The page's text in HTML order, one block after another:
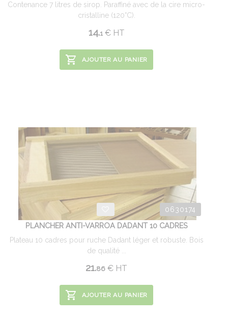
Contenance 7 litres de sirop. Paraffiné avec de la cire micro-
cristalline (120°C).
14.1 €HT
AJOUTER AU PANIER
0630174
PLANCHER ANTI-VARROA DADANT 10 CADRES
Plateau 10 cadres pour ruche Dadant léger et robuste. Bois
de qualité ...
21.86 € HT
AJOUTER AU PANIER